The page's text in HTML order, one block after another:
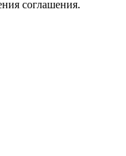
соглашения.